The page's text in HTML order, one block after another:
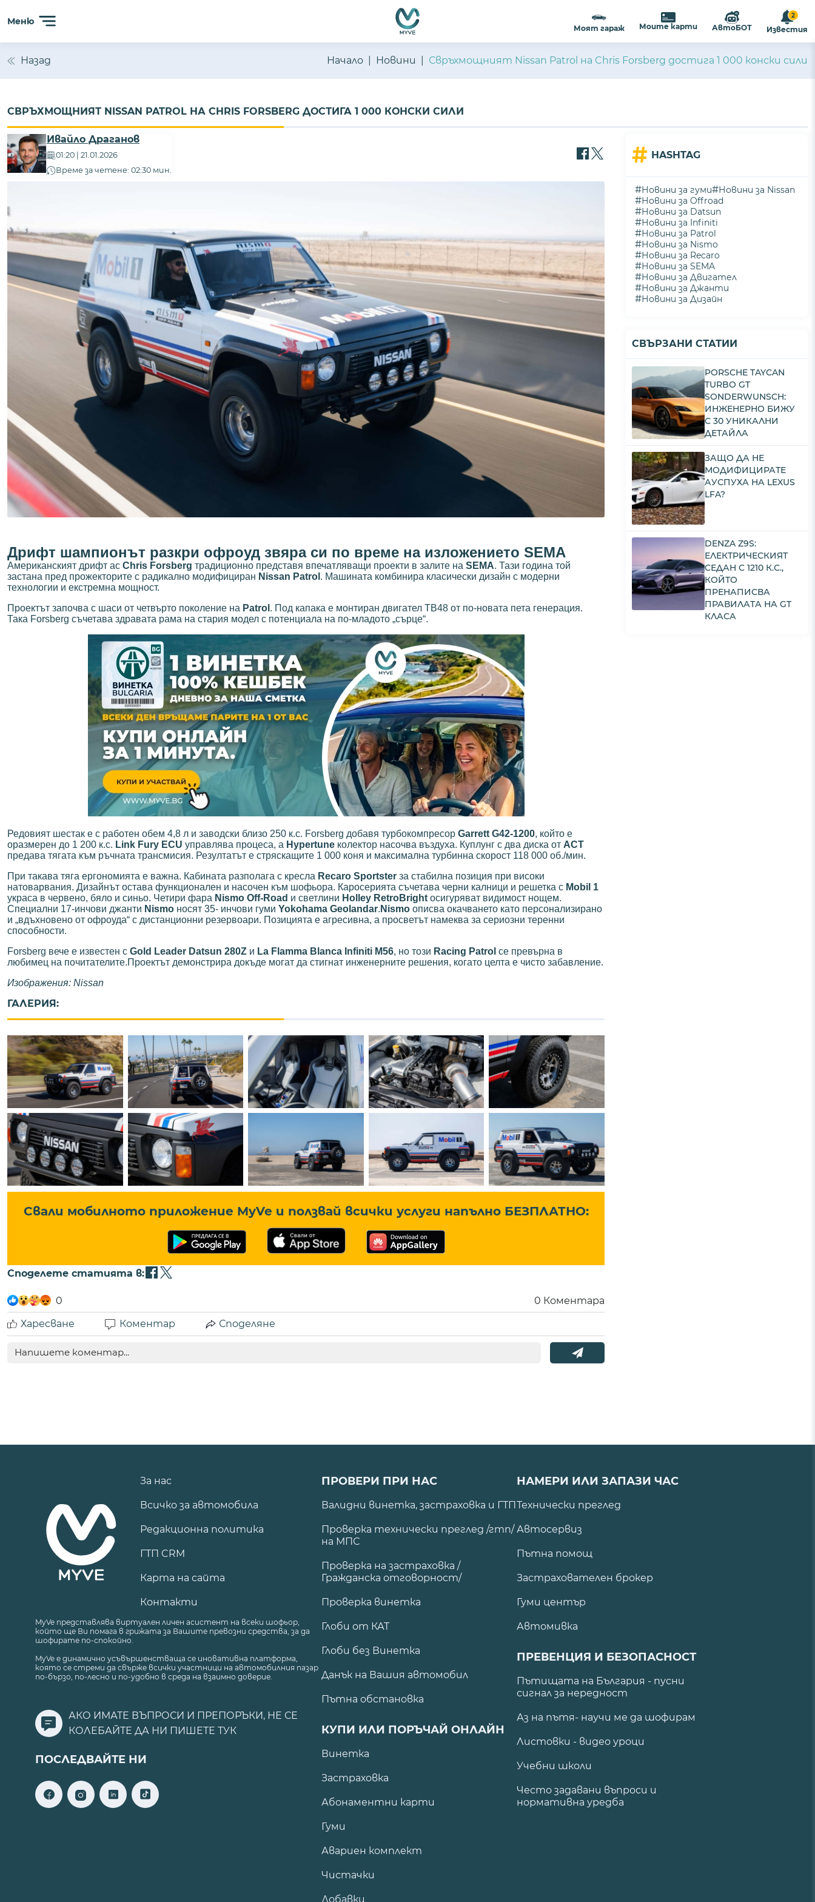
Меню
Моят гараж Моите карти АвтоБОТ
2
Известия
Назад Начало Новини Свръхмощният Nissan Patrol на Chris Forsberg достига 1 000 конски сили
СВРЪХМОЩНИЯТ NISSAN PATROL НА CHRIS FORSBERG ДОСТИГА 1 000 КОНСКИ СИЛИ
Ивайло Драганов
01:20 | 21.01.2026
Време за четене: 02:30 мин.
Дрифт шампионът разкри офроуд звяра си по време на изложението SEMA
Американският дрифт ас Chris Forsberg традиционно представя впечатляващи проекти в залите на SEMA. Тази година той
застана пред прожекторите с радикално модифициран Nissan Patrol . Машината комбинира класически дизайн с модерни
технологии и екстремна мощност.
Проектът започва с шаси от четвърто поколение на Patrol . Под капака е монтиран двигател TB48 от по-новата пета генерация.
Така Forsberg съчетава здравата рама на стария модел с потенциала на по-младото „сърце“.
Редовият шестак е с работен обем 4,8 л и заводски близо 250 к.с. Forsberg добавя турбокомпресор Garrett G42-1200, който е
оразмерен до 1 200 к.с. Link Fury ECU управлява процеса, а Hypertune колектор насочва въздуха. Куплунг с два диска от ACT
предава тягата към ръчната трансмисия. Резултатът е стряскащите 1 000 коня и максимална турбинна скорост 118 000 об./мин.
При такава тяга ергономията е важна. Кабината разполага с кресла Recaro Sportster за стабилна позиция при високи
натоварвания. Дизайнът остава функционален и насочен към шофьора. Каросерията съчетава черни калници и решетка с Mobil 1
украса в червено, бяло и синьо. Четири фарa Nismo Off-Road и светлини Holley RetroBright осигуряват видимост нощем.
Специални 17-инчови джанти Nismo носят 35- инчови гуми Yokohama Geolandar. Nismo описва окачването като персонализирано
и „вдъхновено от офроуда“ с дистанционни резервоари. Позицията е агресивна, а просветът намеква за сериозни теренни
способности.
Forsberg вече е известен с Gold Leader Datsun 280Z и La Flamma Blanca Infiniti M56, но този Racing Patrol се превърна в
любимец на почитателите.Проектът демонстрира докъде могат да стигнат инженерните решения, когато целта е чисто забавление.
Изображения: Nissan
ГАЛЕРИЯ:
Свали мобилното приложение MyVe и ползвай всички услуги напълно БЕЗПЛАТНО:
Споделете статията в:
0 0 Коментара
Харесване
Коментар Споделяне
# HASHTAG
#Новини за гуми#Новини за Nissan
#Новини за Offroad
#Новини за Datsun
#Новини за Infiniti
#Новини за Patrol
#Новини за Nismo
#Новини за Recaro
#Новини за SEMA
#Новини за Двигател
#Новини за Джанти
#Новини за Дизайн
СВЪРЗАНИ СТАТИИ
PORSCHE TAYCAN
TURBO GT
SONDERWUNSCH:
ИНЖЕНЕРНО БИЖУ
С 30 УНИКАЛНИ
ДЕТАЙЛА
ЗАЩО ДА НЕ
МОДИФИЦИРАТЕ
АУСПУХА НА LEXUS
LFA?
DENZA Z9S:
ЕЛЕКТРИЧЕСКИЯТ
СЕДАН С 1210 К.С.,
КОЙТО
ПРЕНАПИСВА
ПРАВИЛАТА НА GT
КЛАСА
За нас
Всичко за автомобила
Редакционна политика
ГТП CRM
Карта на сайта
Контакти
MyVe представлява виртуален личен асистент на всеки шофьор,
който ще Ви помага в грижата за Вашите превозни средства, за да
шофирате по-спокойно.
MyVe е динамично усъвършенстваща се иновативна платформа,
която се стреми да свърже всички участници на автомобилния пазар
по-бързо, по-лесно и по-удобно в среда на взаимно доверие.
АКО ИМАТЕ ВЪПРОСИ И ПРЕПОРЪКИ, НЕ СЕ
КОЛЕБАЙТЕ ДА НИ ПИШЕТЕ ТУК
ПОСЛЕДВАЙТЕ НИ
ПРОВЕРИ ПРИ НАС
Валидни винетка, застраховка и ГТП
Проверка технически преглед /гтп/
на МПС
Проверка на застраховка /
Гражданска отговорност/
Проверка винетка
Глоби от КАТ
Глоби без Винетка
Данък на Вашия автомобил
Пътна обстановка
КУПИ ИЛИ ПОРЪЧАЙ ОНЛАЙН
Винетка
Застраховка
Абонаментни карти
Гуми
Авариен комплект
Чистачки
Добавки
НАМЕРИ ИЛИ ЗАПАЗИ ЧАС
Технически преглед
Автосервиз
Пътна помощ
Застрахователен брокер
Гуми център
Автомивка
ПРЕВЕНЦИЯ И БЕЗОПАСНОСТ
Пътищата на България - пусни
сигнал за нередност
Аз на пътя- научи ме да шофирам
Листовки - видео уроци
Учебни школи
Често задавани въпроси и
нормативна уредба